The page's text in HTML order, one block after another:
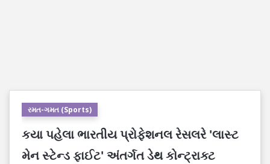
રમત-ગમત (Sports)
કયા પહેલા ભારતીય પ્રોફેશનલ રેસલરે 'લાસ્ટ
મેન સ્ટેન્ડ ફાઈટ' અંતર્ગત ડેથ કોન્ટ્રાક્ટ